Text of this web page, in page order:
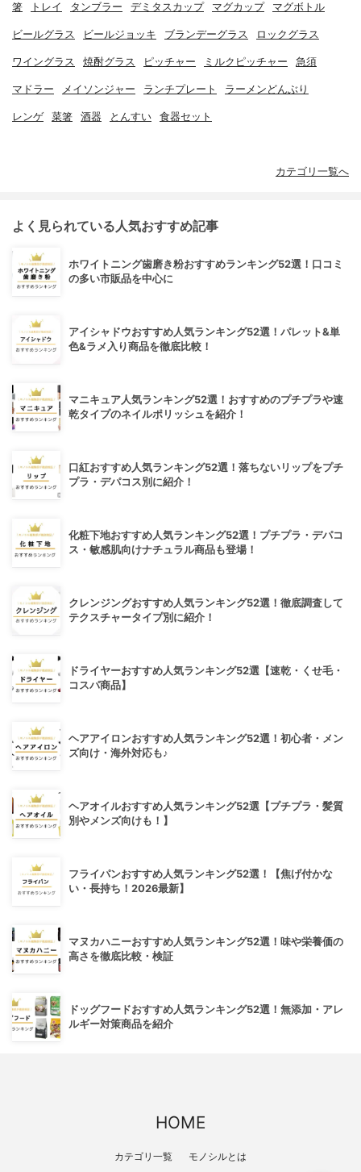
箸 トレイ タンブラー デミタスカップ マグカップ マグボトル
ビールグラス ビールジョッキ ブランデーグラス ロックグラス
ワイングラス 焼酎グラス ピッチャー ミルクピッチャー 急須
マドラー メイソンジャー ランチプレート ラーメンどんぶり
レンゲ 菜箸 酒器 とんすい 食器セット
カテゴリ一覧へ
よく見られている人気おすすめ記事
ホワイトニング歯磨き粉おすすめランキング52選！口コミ
の多い市販品を中心に
アイシャドウおすすめ人気ランキング52選！パレット&単
色&ラメ入り商品を徹底比較！
マニキュア人気ランキング52選！おすすめのプチプラや速
乾タイプのネイルポリッシュを紹介！
口紅おすすめ人気ランキング52選！落ちないリップをプチ
プラ・デパコス別に紹介！
化粧下地おすすめ人気ランキング52選！プチプラ・デパコ
ス・敏感肌向けナチュラル商品も登場！
クレンジングおすすめ人気ランキング52選！徹底調査して
テクスチャータイプ別に紹介！
ドライヤーおすすめ人気ランキング52選【速乾・くせ毛・
コスパ商品】
ヘアアイロンおすすめ人気ランキング52選！初心者・メン
ズ向け・海外対応も♪
ヘアオイルおすすめ人気ランキング52選【プチプラ・髪質
別やメンズ向けも！】
フライパンおすすめ人気ランキング52選！【焦げ付かな
い・長持ち！2026最新】
マヌカハニーおすすめ人気ランキング52選！味や栄養価の
高さを徹底比較・検証
ドッグフードおすすめ人気ランキング52選！無添加・アレ
ルギー対策商品を紹介
HOME
カテゴリ一覧 モノシルとは